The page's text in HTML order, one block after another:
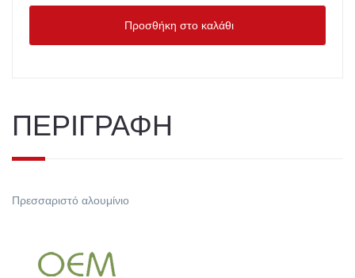
Προσθήκη στο καλάθι
ΠΕΡΙΓΡΑΦΗ
Πρεσσαριστό αλουμίνιο